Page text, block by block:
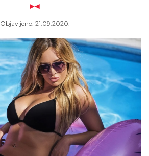
Objavljeno: 21.09.2020.